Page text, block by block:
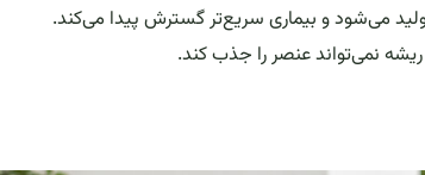
می‌شود و بیماری سریع‌تر گسترش پیدا می‌کند.
نمی‌تواند عنصر را جذب کند.